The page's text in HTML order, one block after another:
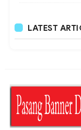
LATEST